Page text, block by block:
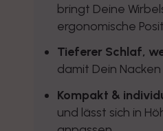
bringt Deine
ergonomische
Tieferer Schlaf,
damit Dein
Kompakt &
und lässt sich in